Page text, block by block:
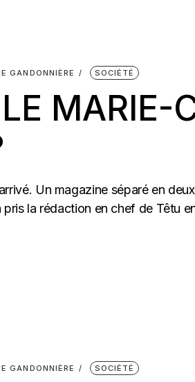
GANDONNIÈRE SOCIÉTÉ
MARIE-
Un magazine séparé en
pris la rédaction en chef de Têtu
GANDONNIÈRE SOCIÉTÉ